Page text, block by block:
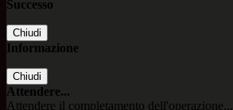
Successo
Chiudi
Informazione
Chiudi
Attendere...
Attendere il completamento dell'operazione...